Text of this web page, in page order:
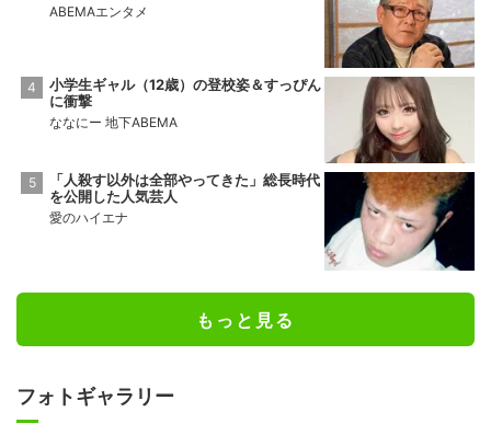
ABEMAエンタメ
小学生ギャル（12歳）の登校姿＆すっぴん
に衝撃
ななにー 地下ABEMA
「人殺す以外は全部やってきた」総長時代
を公開した人気芸人
愛のハイエナ
もっと見る
フォトギャラリー